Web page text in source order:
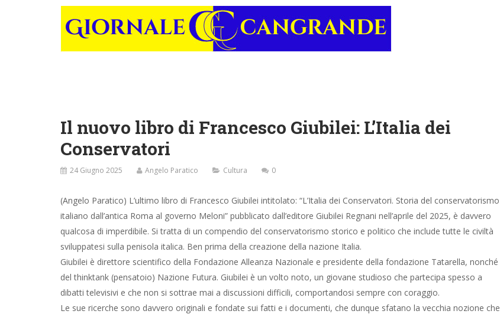
Il nuovo libro di Francesco Giubilei: L’Italia dei
Conservatori
24 Giugno 2025 Angelo Paratico Cultura 0
(Angelo Paratico) L’ultimo libro di Francesco Giubilei intitolato: “L’Italia dei Conservatori. Storia del conservatorismo
italiano dall’antica Roma al governo Meloni” pubblicato dall’editore Giubilei Regnani nell’aprile del 2025, è davvero
qualcosa di imperdibile. Si tratta di un compendio del conservatorismo storico e politico che include tutte le civiltà
sviluppatesi sulla penisola italica. Ben prima della creazione della nazione Italia.
Giubilei è direttore scientifico della Fondazione Alleanza Nazionale e presidente della fondazione Tatarella, nonché
del thinktank (pensatoio) Nazione Futura. Giubilei è un volto noto, un giovane studioso che partecipa spesso a
dibatti televisivi e che non si sottrae mai a discussioni difficili, comportandosi sempre con coraggio.
Le sue ricerche sono davvero originali e fondate sui fatti e i documenti, che dunque sfatano la vecchia nozione che